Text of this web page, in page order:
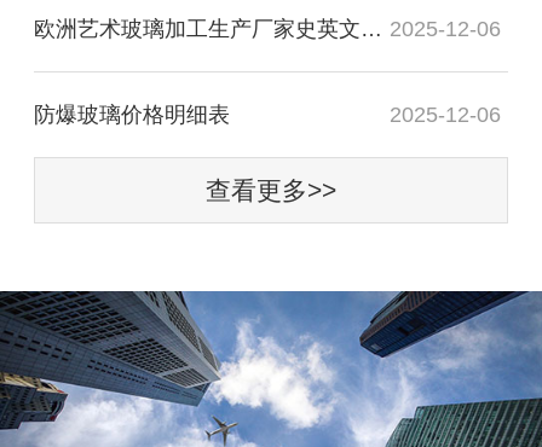
欧洲艺术玻璃加工生产厂家史英文名词解释 2025-12-06
防爆玻璃价格明细表 2025-12-06
查看更多>>